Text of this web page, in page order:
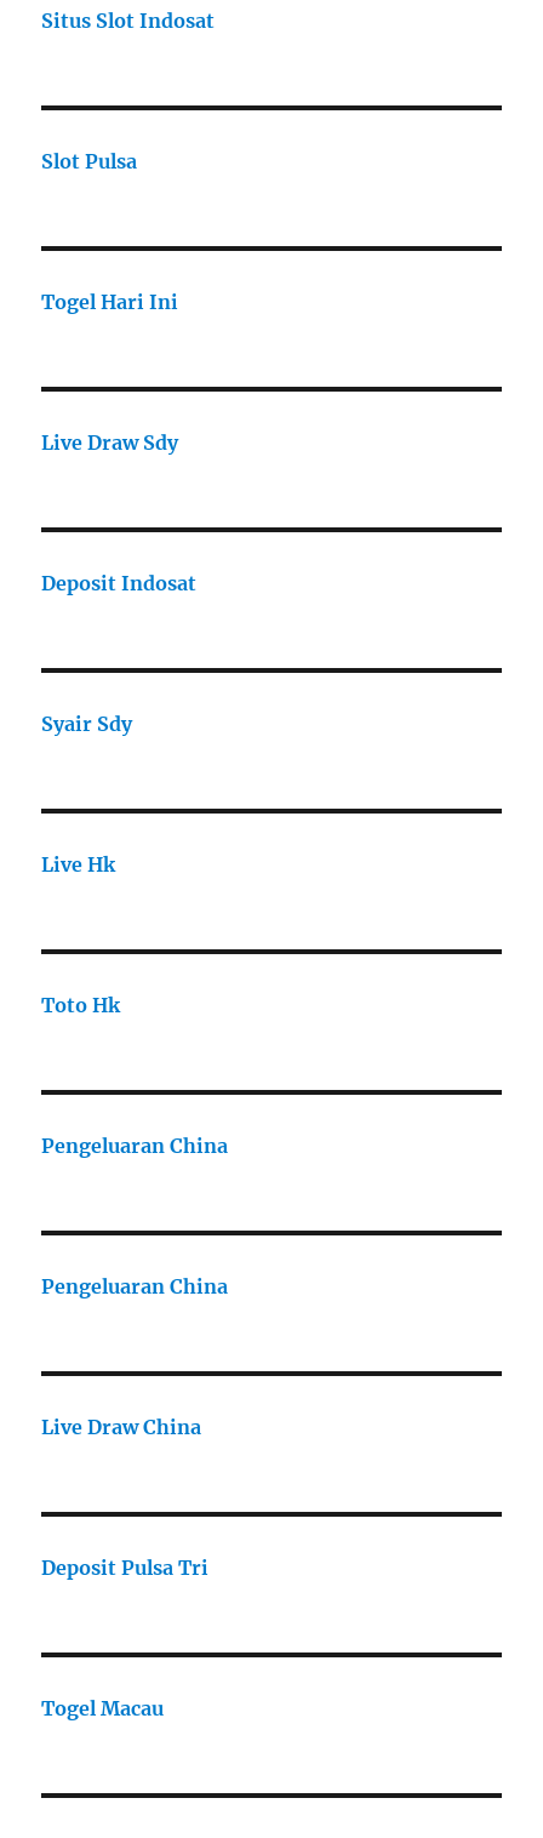
Situs Slot Indosat
Slot Pulsa
Togel Hari Ini
Live Draw Sdy
Deposit Indosat
Syair Sdy
Live Hk
Toto Hk
Pengeluaran China
Pengeluaran China
Live Draw China
Deposit Pulsa Tri
Togel Macau